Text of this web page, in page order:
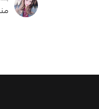
منذ 3